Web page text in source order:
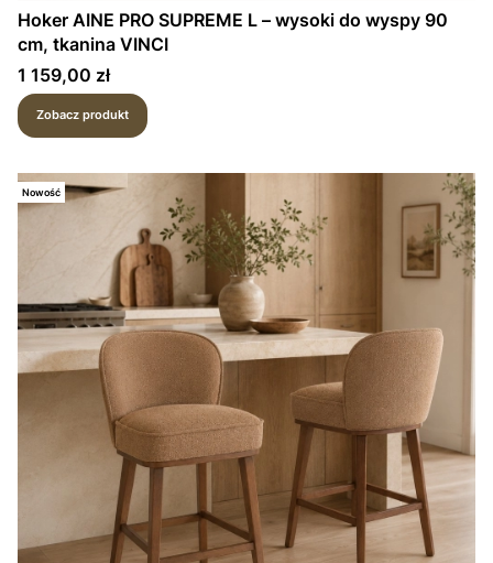
Hoker AINE PRO SUPREME L – wysoki do wyspy 90
cm, tkanina VINCI
Cena
1 159,00 zł
Zobacz produkt
Nowość